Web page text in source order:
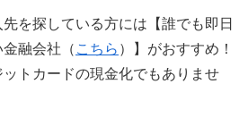
を探している方には【誰でも即日
融会社（ こちら ）】がおすすめ！
ットカードの現金化でもありませ